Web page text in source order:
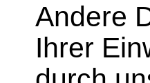
Andere
Ihrer